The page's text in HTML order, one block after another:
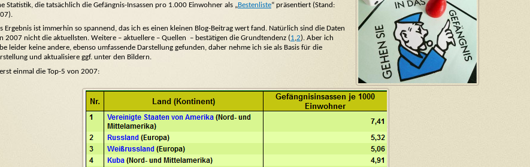
Statistik, die tatsächlich die Gefängnis-Insassen pro 1.000 Einwohner als „Bestenliste“ präsentiert (Stand:
Ergebnis ist immerhin so spannend, das ich es einen kleinen Blog-Beitrag wert fand. Natürlich sind die Daten
2007 nicht die aktuellsten. Weitere – aktuellere – Quellen – bestätigen die Grundtendenz (1,2). Aber ich
leider keine andere, ebenso umfassende Darstellung gefunden, daher nehme ich sie als Basis für die
und aktualisiere ggf. unter den Bildern.
einmal die Top-5 von 2007: